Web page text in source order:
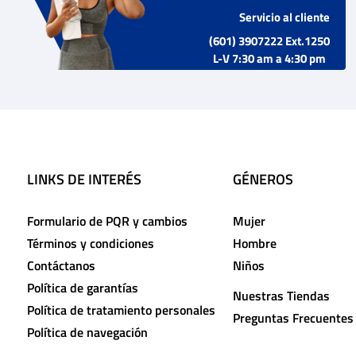
Servicio al cliente
(601) 3907222 Ext.1250
L-V 7:30 am a 4:30 pm
LINKS DE INTERÉS
Formulario de PQR y cambios
Términos y condiciones
Contáctanos
Política de garantías
Política de tratamiento personales
Política de navegación
GÉNEROS
Mujer
Hombre
Niños
Nuestras Tiendas
Preguntas Frecuentes